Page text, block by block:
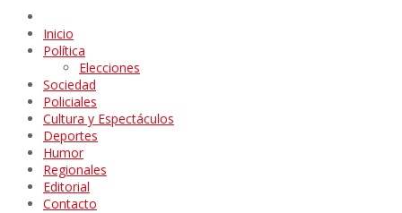
Inicio
Política
Elecciones
Sociedad
Policiales
Cultura y Espectáculos
Deportes
Humor
Regionales
Editorial
Contacto